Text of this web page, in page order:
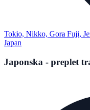
Tokio, Nikko, Gora Fuji,
Japan
Japonska - preplet